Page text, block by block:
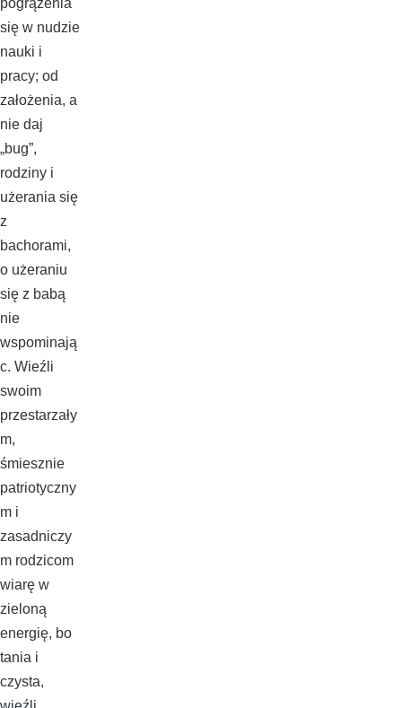
pogrążenia
się w nudzie
nauki i
pracy; od
założenia, a
nie daj
„bug”,
rodziny i
użerania się
z
bachorami,
o użeraniu
się z babą
nie
wspominają
c. Wieźli
swoim
przestarzały
m,
śmiesznie
patriotyczny
m i
zasadniczy
m rodzicom
wiarę w
zieloną
energię, bo
tania i
czysta,